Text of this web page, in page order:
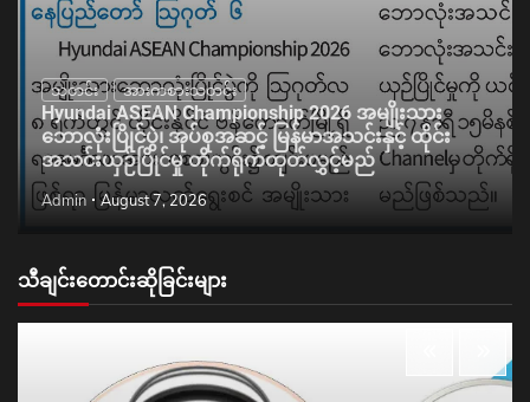
သတင်း အားကစားသတင်း
Hyundai ASEAN Championship 2026 အမျိုးသား
ဘောလုံးပြိုင်ပွဲ၊ အုပ်စုအဆင့် မြန်မာအသင်းနှင့် ထိုင်း
အသင်းယှဉ်ပြိုင်မှု တိုက်ရိုက်ထုတ်လွှင့်မည်
Admin August 7, 2026
သီချင်းတောင်းဆိုခြင်းများ